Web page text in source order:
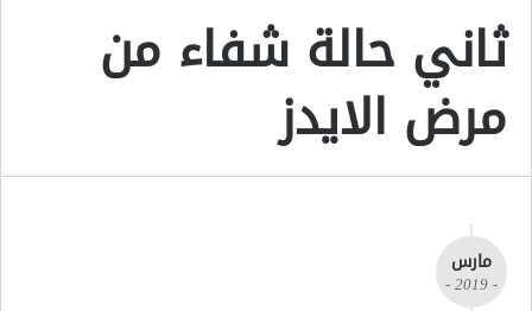
ثاني حالة شفاء من
مرض الايدز
مارس
- 2019 -